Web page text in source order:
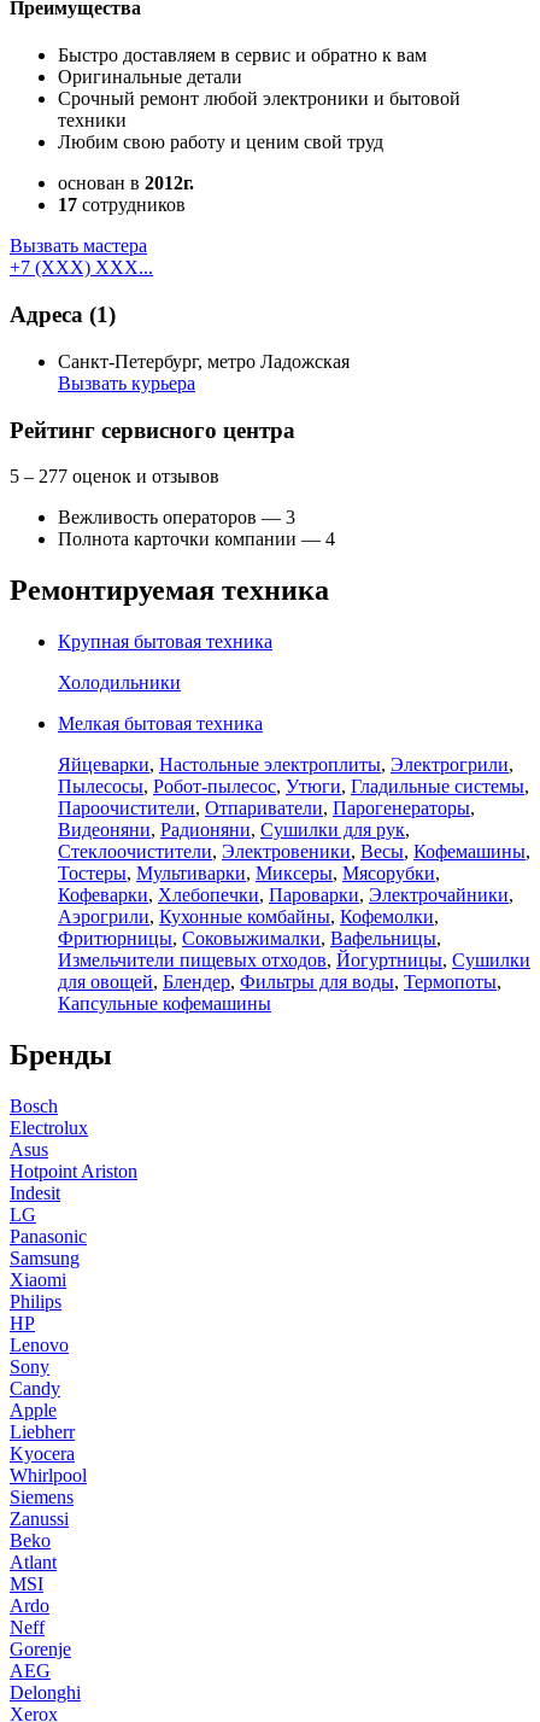
Преимущества
Быстро доставляем в сервис и обратно к вам
Оригинальные детали
Срочный ремонт любой электроники и бытовой
техники
Любим свою работу и ценим свой труд
основан в 2012г.
17 сотрудников
Вызвать мастера
+7 (XXX) XXX...
Адреса (1)
Санкт-Петербург, метро Ладожская
Вызвать курьера
Как добраться API Карт
Рейтинг сервисного центра
5 – 277 оценок и отзывов
Вежливость операторов — 3
Полнота карточки компании — 4
Ремонтируемая техника
Крупная бытовая техника
Холодильники
Мелкая бытовая техника
Яйцеварки, Настольные электроплиты, Электрогрили,
Пылесосы, Робот-пылесос, Утюги, Гладильные системы,
Пароочистители, Отпариватели, Парогенераторы,
Видеоняни, Радионяни, Сушилки для рук,
Стеклоочистители, Электровеники, Весы, Кофемашины,
Тостеры, Мультиварки, Миксеры, Мясорубки,
Кофеварки, Хлебопечки, Пароварки, Электрочайники,
Аэрогрили, Кухонные комбайны, Кофемолки,
Фритюрницы, Соковыжималки, Вафельницы,
Измельчители пищевых отходов, Йогуртницы, Сушилки
для овощей, Блендер, Фильтры для воды, Термопоты,
Капсульные кофемашины
Бренды
Bosch
Electrolux
Asus
Hotpoint Ariston
Indesit
LG
Panasonic
Samsung
Xiaomi
Philips
HP
Lenovo
Sony
Candy
Apple
Liebherr
Kyocera
Whirlpool
Siemens
Zanussi
Beko
Atlant
MSI
Ardo
Neff
Gorenje
AEG
Delonghi
Xerox